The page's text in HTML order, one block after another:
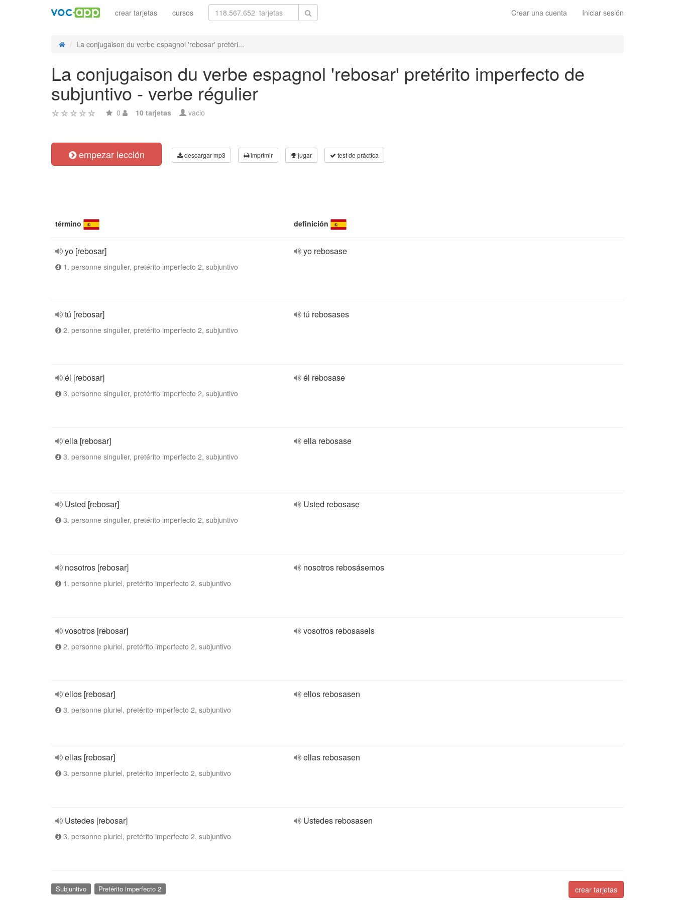
Crear una cuenta Iniciar sesión
crear tarjetas cursos
La conjugaison du verbe espagnol 'rebosar' pretéri...
La conjugaison du verbe espagnol 'rebosar' pretérito imperfecto de
subjuntivo - verbe régulier
0 10 tarjetas vacio
empezar lección descargar mp3 imprimir jugar test de práctica
término definición
yo [rebosar]
1. personne singulier, pretérito imperfecto 2, subjuntivo
yo rebosase
tú [rebosar]
2. personne singulier, pretérito imperfecto 2, subjuntivo
tú rebosases
él [rebosar]
3. personne singulier, pretérito imperfecto 2, subjuntivo
él rebosase
ella [rebosar]
3. personne singulier, pretérito imperfecto 2, subjuntivo
ella rebosase
Usted [rebosar]
3. personne singulier, pretérito imperfecto 2, subjuntivo
Usted rebosase
nosotros [rebosar]
1. personne pluriel, pretérito imperfecto 2, subjuntivo
nosotros rebosásemos
vosotros [rebosar]
2. personne pluriel, pretérito imperfecto 2, subjuntivo
vosotros rebosaseis
ellos [rebosar]
3. personne pluriel, pretérito imperfecto 2, subjuntivo
ellos rebosasen
ellas [rebosar]
3. personne pluriel, pretérito imperfecto 2, subjuntivo
ellas rebosasen
Ustedes [rebosar]
3. personne pluriel, pretérito imperfecto 2, subjuntivo
Ustedes rebosasen
crear tarjetas
Subjuntivo Pretérito imperfecto 2